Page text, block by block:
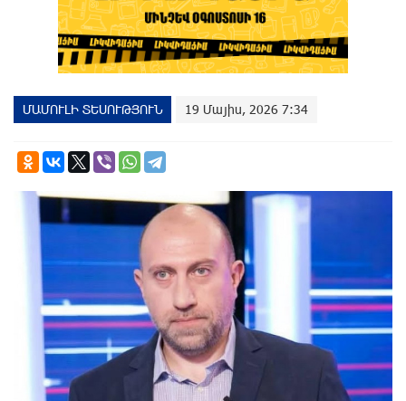
ՄԱՄՈՒԼԻ ՏԵՍՈՒԹՅՈՒՆ 19 Մայիս, 2026 7:34